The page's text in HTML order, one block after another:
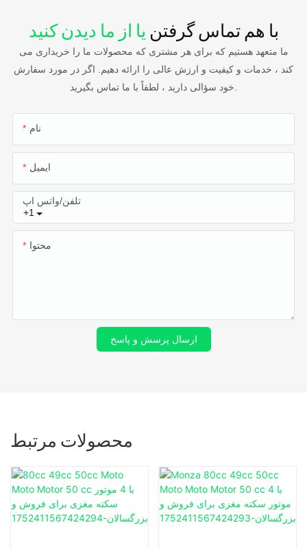
با هم تماس گرفتن یا از ما دیدن کنید
ما متعهد هستیم که برای هر مشتری که محصولات ما را خریداری می
کند ، خدمات و کیفیت و ارزش عالی را ارائه دهیم. اگر در مورد سفارش
خود سؤالی دارید ، لطفاً با ما تماس بگیرید.
نام
ایمیل
+1
تلفن/واتس اپ
محتوا
ارسال پرسش و پاسخ
محصولات مرتبط